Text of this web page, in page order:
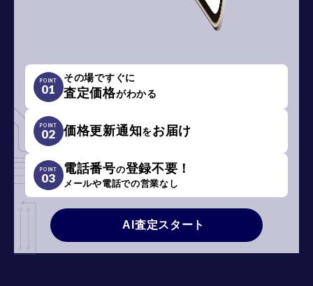
POINT
01
その場ですぐに
査定価格がわかる
POINT
02 価格更新通知をお届け
POINT
03
電話番号の登録不要！
メールや電話での営業なし
AI査定スタート